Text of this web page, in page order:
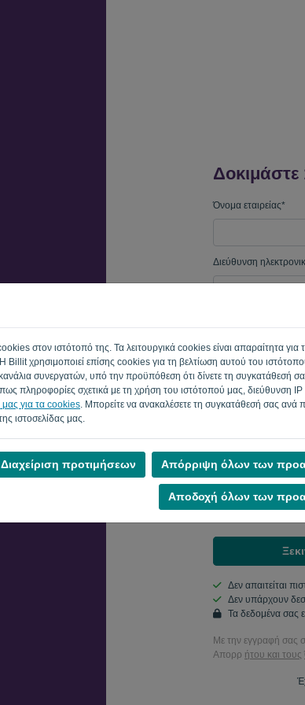
στον ιστότοπό της. Τα λειτουργικά cookies είναι απαραίτητα για
χρησιμοποιεί επίσης cookies για τη βελτίωση αυτού του
συνεργατών, υπό την προϋπόθεση ότι δίνετε τη συγκατάθεσή
πληροφορίες σχετικά με τη χρήση του ιστότοπού μας, διεύθυνση
μας για τα cookies. Μπορείτε να ανακαλέσετε τη συγκατάθεσή σας ανά
ιστοσελίδας μας.
Διαχείριση προτιμήσεων Απόρριψη όλων των
Αποδοχή όλων των
Όνομα εταιρείας*
Διεύθυνση
Χώρα
Ναι, μπορώ να
Ναι, μπορείτε
Δεν απαιτείται
Δεν υπάρχουν
Τα δεδομένα σας
Με την εγγραφή σας
Απορρ ήτου και τους